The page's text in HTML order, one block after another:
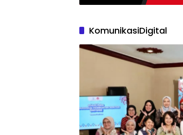
KomunikasiDigital